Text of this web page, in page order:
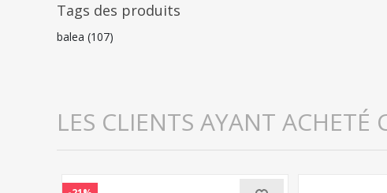
Tags des produits
balea (107)
LES CLIENTS AYANT